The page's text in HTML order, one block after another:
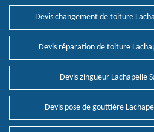
Devis changement de toiture
Devis réparation de toiture
Devis zingueur Lachapelle
Devis pose de gouttière